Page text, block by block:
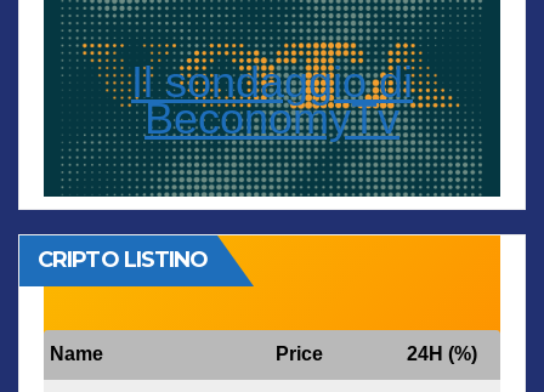
Il sondaggio di
BeconomyTv
CRIPTO LISTINO
Name Price 24H (%)